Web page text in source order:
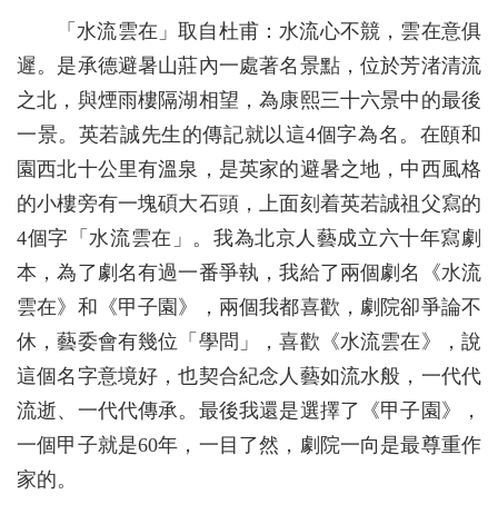
「水流雲在」取自杜甫：水流心不競，雲在意俱
遲。是承德避暑山莊內一處著名景點，位於芳渚清流
之北，與煙雨樓隔湖相望，為康熙三十六景中的最後
一景。英若誠先生的傳記就以這4個字為名。在頤和
園西北十公里有溫泉，是英家的避暑之地，中西風格
的小樓旁有一塊碩大石頭，上面刻着英若誠祖父寫的
4個字「水流雲在」。我為北京人藝成立六十年寫劇
本，為了劇名有過一番爭執，我給了兩個劇名《水流
雲在》和《甲子園》，兩個我都喜歡，劇院卻爭論不
休，藝委會有幾位「學問」，喜歡《水流雲在》，說
這個名字意境好，也契合紀念人藝如流水般，一代代
流逝、一代代傳承。最後我還是選擇了《甲子園》，
一個甲子就是60年，一目了然，劇院一向是最尊重作
家的。